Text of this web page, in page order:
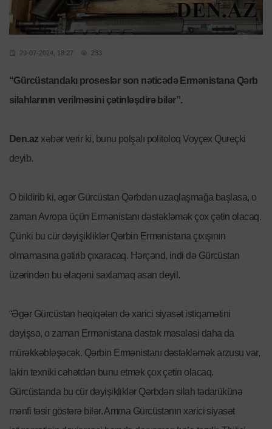
29-07-2024, 18:27 233
“Gürcüstandakı proseslər son nəticədə Ermənistana Qərb
silahlarının verilməsini çətinləşdirə bilər”.
Den.az xəbər verir ki, bunu polşalı politoloq Voyçex Qureçki
deyib.
O bildirib ki, əgər Gürcüstan Qərbdən uzaqlaşmağa başlasa, o
zaman Avropa üçün Ermənistanı dəstəkləmək çox çətin olacaq.
Çünki bu cür dəyişikliklər Qərbin Ermənistana çıxışının
olmamasına gətirib çıxaracaq. Hərçənd, indi də Gürcüstan
üzərindən bu əlaqəni saxlamaq asan deyil.
“Əgər Gürcüstan həqiqətən də xarici siyasət istiqamətini
dəyişsə, o zaman Ermənistana dəstək məsələsi daha da
mürəkkəbləşəcək. Qərbin Ermənistanı dəstəkləmək arzusu var,
lakin texniki cəhətdən bunu etmək çox çətin olacaq.
Gürcüstanda bu cür dəyişikliklər Qərbdən silah tədarükünə
mənfi təsir göstərə bilər. Amma Gürcüstanın xarici siyasət